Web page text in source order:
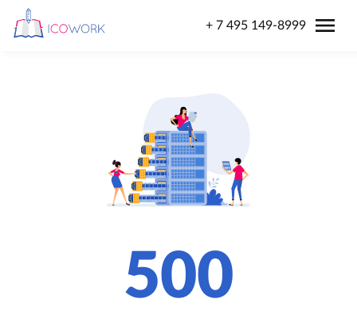
+ 7 495 149-8999 menu
500